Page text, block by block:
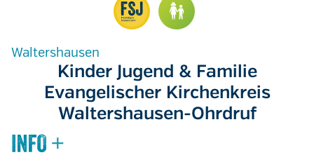
Waltershausen
Kinder Jugend & Familie
Evangelischer Kirchenkreis
Waltershausen-Ohrdruf